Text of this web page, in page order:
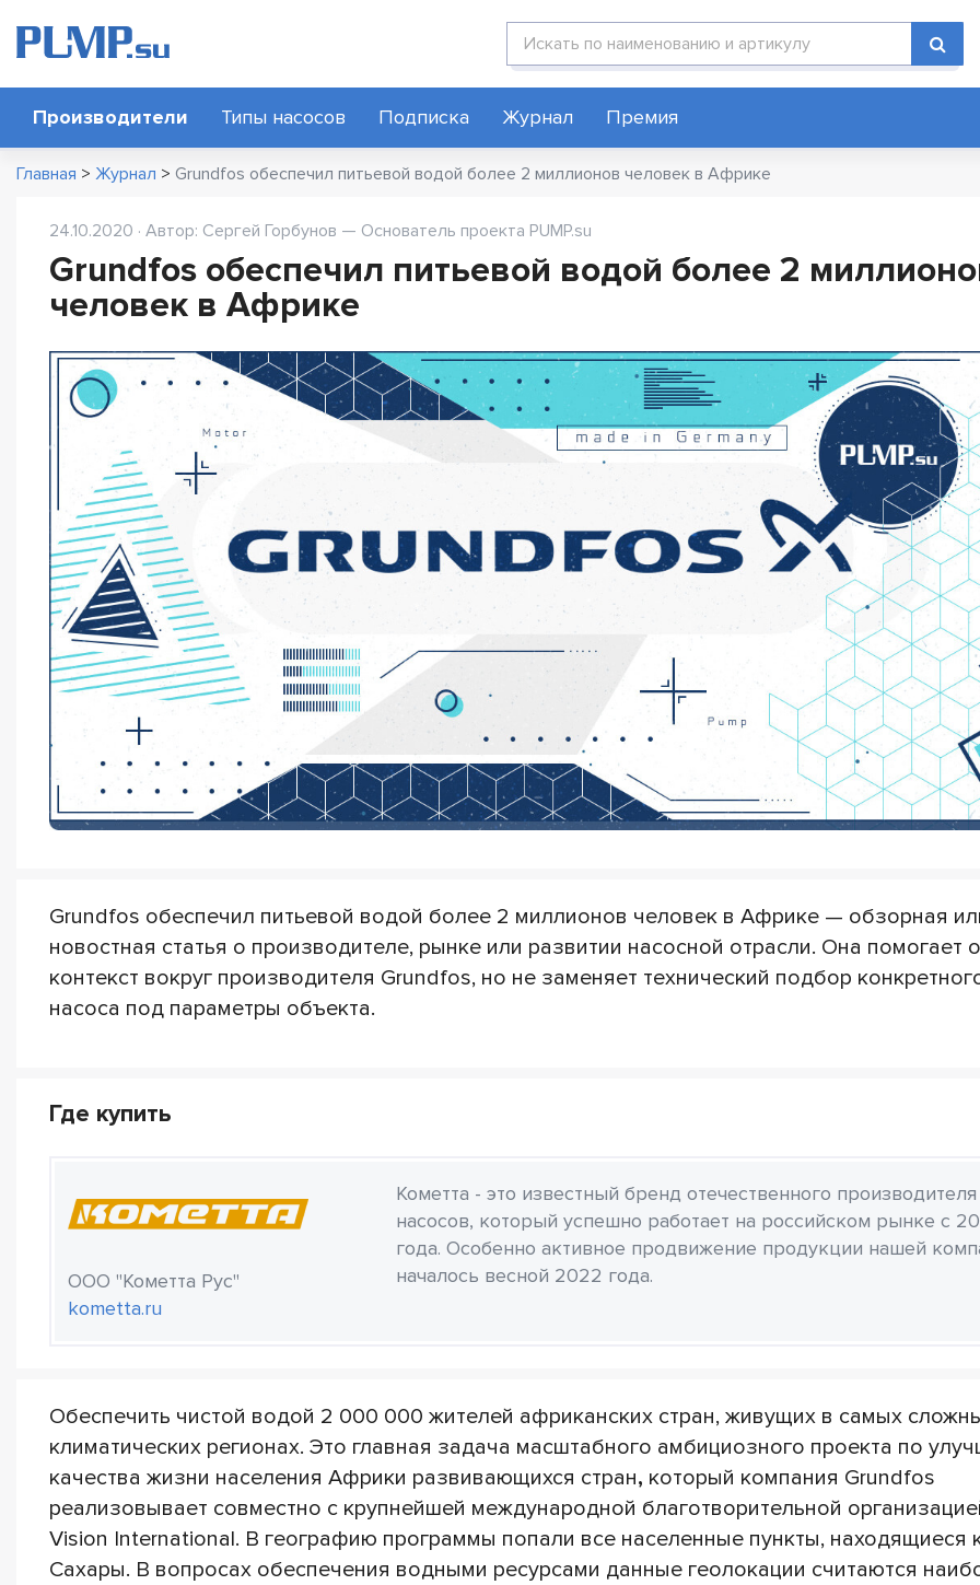
Поиск по каталогу
Производители Типы насосов Подписка Журнал Премия
Главная > Журнал > Grundfos обеспечил питьевой водой более 2 миллионов человек в Африке
24.10.2020 · Автор: Сергей Горбунов — Основатель проекта PUMP.su
Grundfos обеспечил питьевой водой более 2
человек в Африке
Grundfos обеспечил питьевой водой более 2 миллионов человек в Африке — обзорная
новостная статья о производителе, рынке или развитии насосной отрасли. Она помогает
контекст вокруг производителя Grundfos, но не заменяет технический подбор
насоса под параметры объекта.
Где купить
ООО "Кометта Рус"
kometta.ru
Кометта - это известный бренд отечественного производителя
насосов, который успешно работает на российском рынке с
года. Особенно активное продвижение продукции нашей
началось весной 2022 года.
Обеспечить чистой водой 2 000 000 жителей африканских стран, живущих в самых
климатических регионах. Это главная задача масштабного амбициозного проекта по
качества жизни населения Африки развивающихся стран, который компания Grundfos
реализовывает совместно с крупнейшей международной благотворительной
Vision International. В географию программы попали все населенные пункты, находящиеся
Сахары. В вопросах обеспечения водными ресурсами данные геолокации считаются